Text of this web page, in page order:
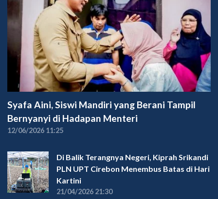
Syafa Aini, Siswi Mandiri yang Berani Tampil
Bernyanyi di Hadapan Menteri
12/06/2026 11:25
Di Balik Terangnya Negeri, Kiprah Srikandi
PLN UPT Cirebon Menembus Batas di Hari
Kartini
21/04/2026 21:30